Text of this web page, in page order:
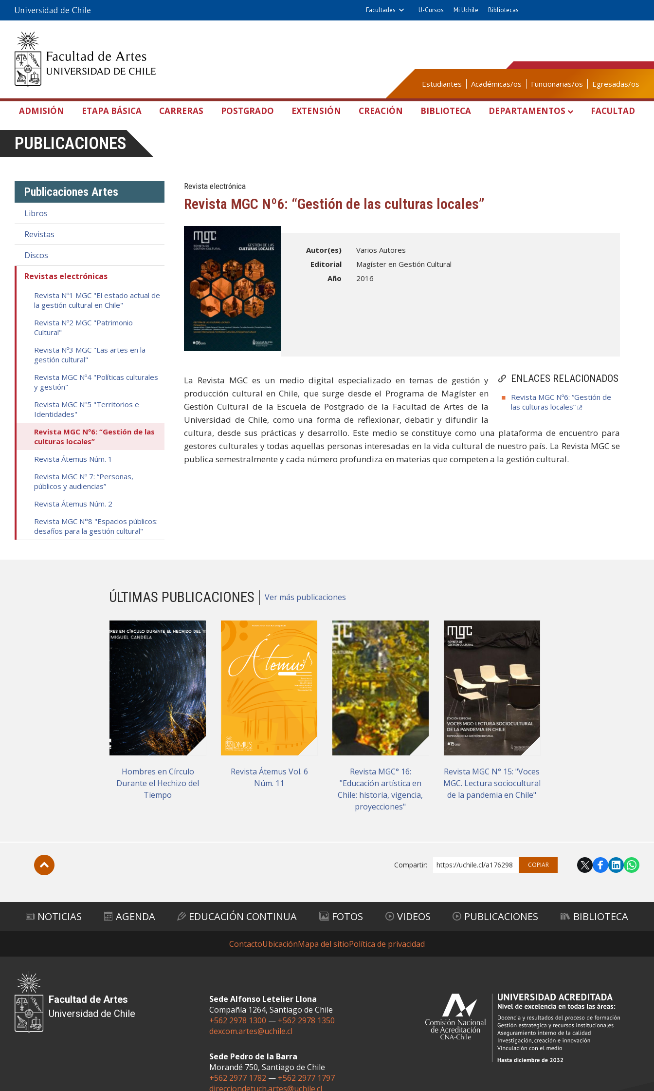
Facultades U-Cursos Mi Uchile Bibliotecas
Estudiantes Académicas/os Funcionarias/os Egresadas/os
ADMISIÓN ETAPA BÁSICA CARRERAS POSTGRADO EXTENSIÓN CREACIÓN BIBLIOTECA DEPARTAMENTOS FACULTAD
PUBLICACIONES
Publicaciones Artes
Libros
Revistas
Discos
Revistas electrónicas
Revista Nº1 MGC "El estado actual de
la gestión cultural en Chile"
Revista Nº2 MGC "Patrimonio
Cultural"
Revista Nº3 MGC "Las artes en la
gestión cultural"
Revista MGC Nº4 "Políticas culturales
y gestión"
Revista MGC Nº5 "Territorios e
Identidades"
Revista MGC Nº6: “Gestión de las
culturas locales”
Revista Átemus Núm. 1
Revista MGC Nº 7: “Personas,
públicos y audiencias”
Revista Átemus Núm. 2
Revista MGC N°8 "Espacios públicos:
desafíos para la gestión cultural"
Revista electrónica
Revista MGC Nº6: “Gestión de las culturas locales”
Autor(es)
Varios Autores
Editorial
Magíster en Gestión Cultural
Año
2016
ENLACES RELACIONADOS
Revista MGC Nº6: “Gestión de
las culturas locales”
La Revista MGC es un medio digital especializado en temas de gestión y
producción cultural en Chile, que surge desde el Programa de Magíster en
Gestión Cultural de la Escuela de Postgrado de la Facultad de Artes de la
Universidad de Chile, como una forma de reflexionar, debatir y difundir la
cultura, desde sus prácticas y desarrollo. Este medio se constituye como una plataforma de encuentro para
gestores culturales y todas aquellas personas interesadas en la vida cultural de nuestro país. La Revista MGC se
publica semestralmente y cada número profundiza en materias que competen a la gestión cultural.
ÚLTIMAS PUBLICACIONES Ver más publicaciones
Hombres en Círculo
Durante el Hechizo del
Tiempo
Revista Átemus Vol. 6
Núm. 11
Revista MGC° 16:
"Educación artística en
Chile: historia, vigencia,
proyecciones"
Revista MGC N° 15: "Voces
MGC. Lectura sociocultural
de la pandemia en Chile"
Compartir: https://uchile.cl/a176298 COPIAR
NOTICIAS AGENDA EDUCACIÓN CONTINUA FOTOS VIDEOS PUBLICACIONES BIBLIOTECA
ContactoUbicaciónMapa del sitioPolítica de privacidad
Facultad de Artes
Universidad de Chile
Sede Alfonso Letelier Llona
Compañía 1264, Santiago de Chile
+562 2978 1300 — +562 2978 1350
dexcom.artes@uchile.cl
Sede Pedro de la Barra
Morandé 750, Santiago de Chile
+562 2977 1782 — +562 2977 1797
direcciondetuch.artes@uchile.cl